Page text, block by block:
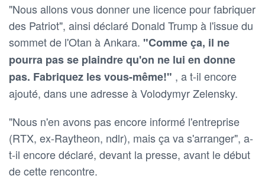
"Nous allons vous donner une licence pour fabriquer
des Patriot", ainsi déclaré Donald Trump à l'issue du
sommet de l'Otan à Ankara. "Comme ça, il ne
pourra pas se plaindre qu'on ne lui en donne
pas. Fabriquez les vous-même!" , a t-il encore
ajouté, dans une adresse à Volodymyr Zelensky.
"Nous n'en avons pas encore informé l'entreprise
(RTX, ex-Raytheon, ndlr), mais ça va s'arranger", a-
t-il encore déclaré, devant la presse, avant le début
de cette rencontre.